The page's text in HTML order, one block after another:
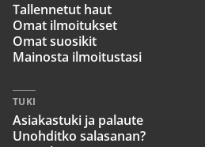
Tallennetut haut
Omat ilmoitukset
Omat suosikit
Mainosta ilmoitustasi
TUKI
Asiakastuki ja palaute
Unohditko salasanan?